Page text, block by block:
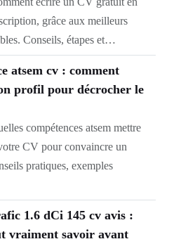
grâce aux meilleurs
Conseils, étapes et…
atsem cv : comment
profil pour décrocher le
compétences atsem mettre
CV pour convaincre un
pratiques, exemples
1.6 dCi 145 cv avis :
vraiment savoir avant